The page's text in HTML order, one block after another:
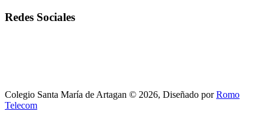
Redes Sociales
Colegio Santa María de Artagan © 2026, Diseñado porRomo
Telecom